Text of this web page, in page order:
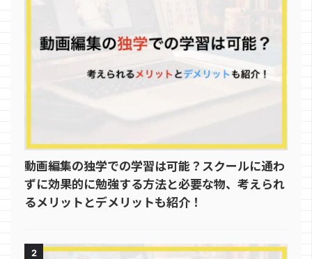
動画編集の独学での学習は可能？スクールに通わ
ずに効果的に勉強する方法と必要な物、考えられ
るメリットとデメリットも紹介！
2